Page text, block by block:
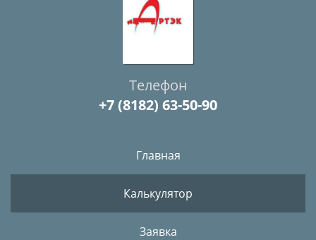
Телефон
+7 (8182) 63-50-90
Главная
Калькулятор
Заявка